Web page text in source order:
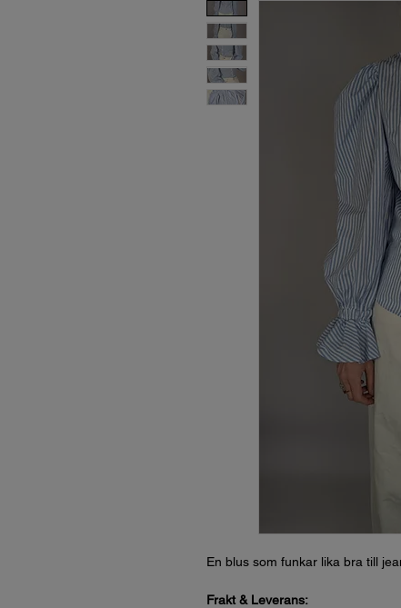
En blus som funkar lika bra till
Frakt & Leverans: